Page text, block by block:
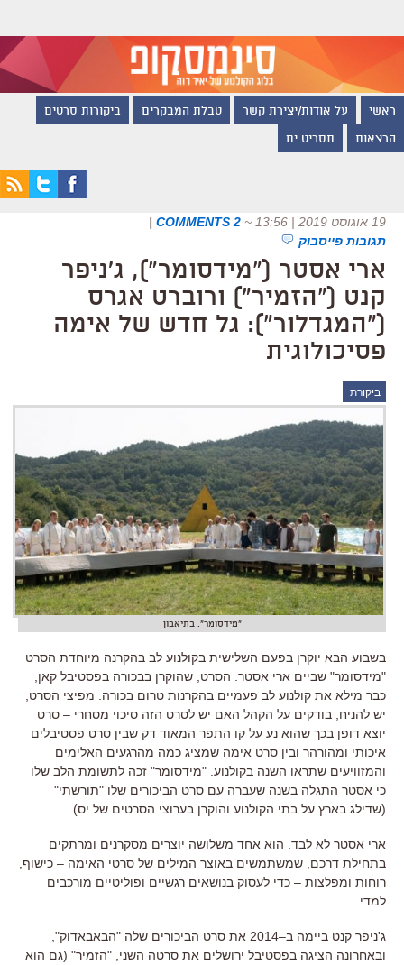
ראשי על אודות/יצירת קשר טבלת המבקרים ביקורות סרטים
הרצאות תסריט.ים
19 אוגוסט 2019 | 13:56 ~
2 COMMENTS
|
תגובות פייסבוק
ארי אסטר ("מידסומר"), ג'ניפר
קנט ("הזמיר") ורוברט אגרס
("המגדלור"): גל חדש של אימה
פסיכולוגית
ביקורת
"מידסומר". בתיאבון
בשבוע הבא יוקרן בפעם השלישית בקולנוע לב בהקרנה מיוחדת הסרט
"מידסומר" שביים ארי אסטר הסרט שהוקרן בבכורה בפסטיבל קאן
כבר מילא את קולנוע לב פעמיים בהקרנות טרום בכורה
מפיצי הסרט
יש להניח בודקים על הקהל האם יש לסרט הזה סיכוי מסחרי – סרט
יוצא דופן בכך שהוא נע על קו התפר המאוד דק שבין סרט פסטיבלים
איכותי ומהורהר ובין סרט אימה שמציג כמה מהרגעים האלימים
והמזוויעים שתראו השנה בקולנוע . "מידסומר" זכה לתשומת הלב שלו
כי אסטר התגלה בשנה שעברה עם סרט הביכורים שלו "תורשתי"
(שדילג בארץ על בתי הקולנוע והוקרן בערוצי הסרטים של יס).
ארי אסטר לא לבד הוא אחד משלושה יוצרים מסקרנים ומרתקים
בתחילת דרכם שמשתמשים באוצר המילים של סרטי האימה – כישוף
רוחות ומפלצות – כדי לעסוק בנושאים רגשיים ופוליטיים מורכבים
למדי
ג'ניפר קנט ביימה ב–
2014 את סרט הביכורים שלה "הבאבאדוק",
ובאחרונה הציגה בפסטיבל ירושלים את סרטה השני , "הזמיר" (גם הוא